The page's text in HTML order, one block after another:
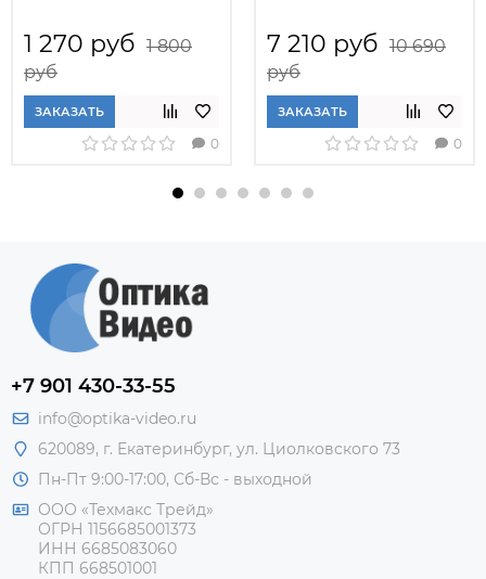
1 270 руб 1 800
руб
ЗАКАЗАТЬ
0
7 210 руб 10 690
руб
ЗАКАЗАТЬ
0
+7 901 430-33-55
info@optika-video.ru
620089, г. Екатеринбург, ул. Циолковского 73
Пн-Пт 9:00-17:00, Сб-Вс - выходной
ООО «Техмакс Трейд»
ОГРН 1156685001373
ИНН 6685083060
КПП 668501001